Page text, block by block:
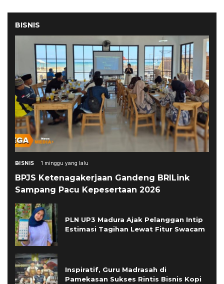
BISNIS
BISNIS 1 minggu yang lalu
BPJS Ketenagakerjaan Gandeng BRILink
Sampang Pacu Kepesertaan 2026
PLN UP3 Madura Ajak Pelanggan Intip
Estimasi Tagihan Lewat Fitur Swacam
Inspiratif, Guru Madrasah di
Pamekasan Sukses Rintis Bisnis Kopi